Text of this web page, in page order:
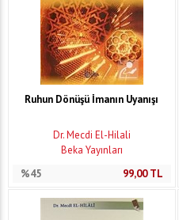
Ruhun Dönüşü İmanın Uyanışı
Dr. Mecdi El-Hilali
Beka Yayınları
%45
99,00TL